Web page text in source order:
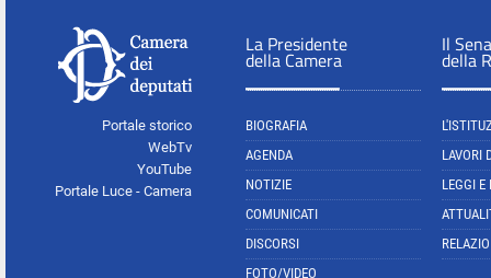
Portale storico
WebTv
YouTube
Portale Luce - Camera
La Presidente
della Camera
BIOGRAFIA
AGENDA
NOTIZIE
COMUNICATI
DISCORSI
FOTO/VIDEO
Il
della
LAVORI
LEGGI E